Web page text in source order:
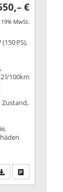
€
MwSt.
PS),
l/100km
Zustand,
Sie an
PDF-Datei,Drucken,